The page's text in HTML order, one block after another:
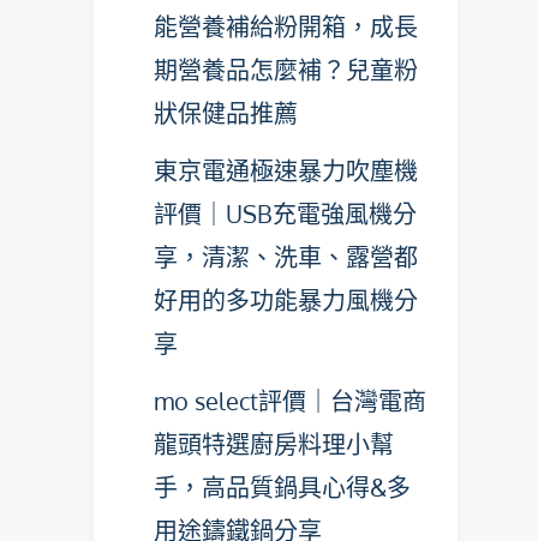
能營養補給粉開箱，成長
期營養品怎麼補？兒童粉
狀保健品推薦
東京電通極速暴力吹塵機
評價｜USB充電強風機分
享，清潔、洗車、露營都
好用的多功能暴力風機分
享
mo select評價｜台灣電商
龍頭特選廚房料理小幫
手，高品質鍋具心得&多
用途鑄鐵鍋分享